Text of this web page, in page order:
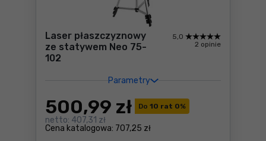
Laser płaszczyznowy
ze statywem Neo 75-
102
Parametry
5,0
2 opinie
Do 10 rat 0%
Cena katalogowa: 707,25 zł
500,99 zł
netto: 407,31 zł